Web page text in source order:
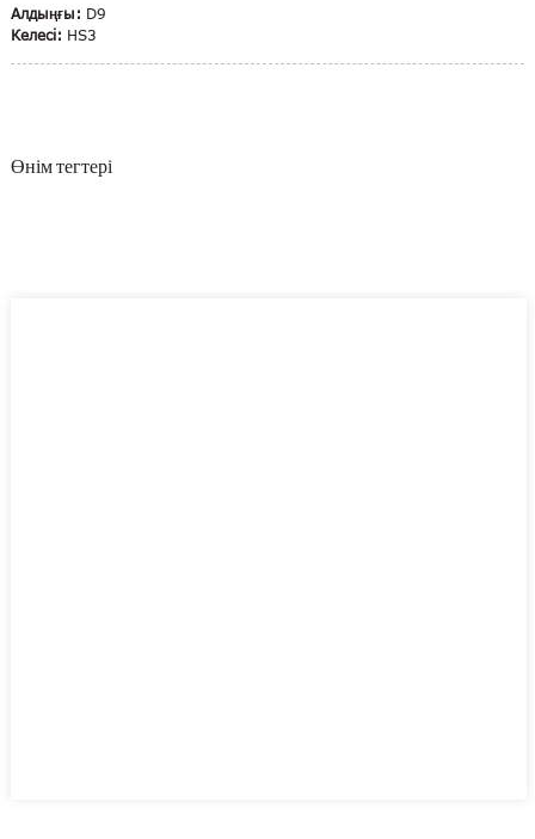
Алдыңғы: D9
Келесі: HS3
Өнім тегтері